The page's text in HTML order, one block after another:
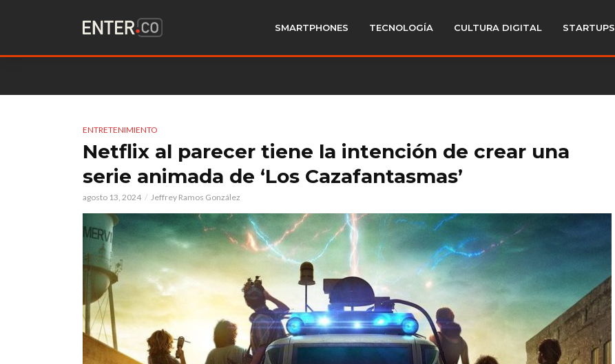
SMARTPHONES TECNOLOGÍA CULTURA DIGITAL STARTUPS
ENTRETENIMIENTO
Netflix al parecer tiene la intención de crear una
serie animada de ‘Los Cazafantasmas’
agosto 13, 2024 Jeffrey Ramos González